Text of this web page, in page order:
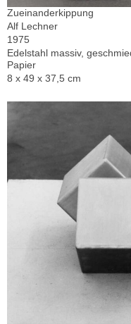
Zueinanderkippung
Alf Lechner
1975
Edelstahl massiv,
Papier
8 x 49 x 37,5 cm